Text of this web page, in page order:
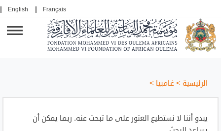
Français
English
الرئيسية > غامبيا >
يبدو أننا لا نستطيع العثور على ما تبحث عنه. ربما يمكن أن